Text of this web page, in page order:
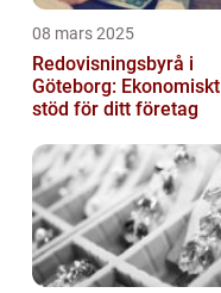
08 mars 2025
Redovisningsbyrå i
Göteborg: Ekonomiskt
stöd för ditt företag